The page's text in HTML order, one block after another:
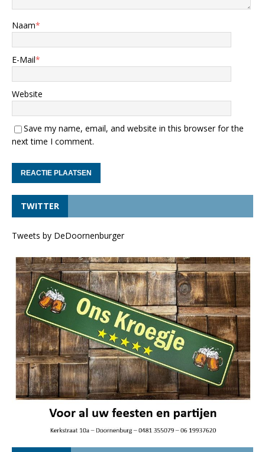
Naam*
E-Mail*
Website
Save my name, email, and website in this browser for the
next time I comment.
TWITTER
Tweets by DeDoornenburger